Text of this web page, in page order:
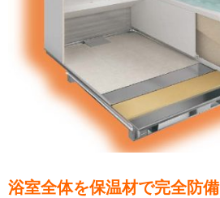
浴室全体を保温材で完全防備